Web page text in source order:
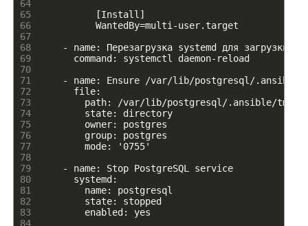
64
65
66
67
68
69
70
71
72
73
74
75
76
77
78
79
80
81
82
83
84
[Install]
WantedBy=multi-user.target
- name: Перезагрузка systemd для загрузки
command: systemctl daemon-reload
- name: Ensure /var/lib/postgresql/.ansible/
file:
path: /var/lib/postgresql/.ansible/tmp
state: directory
owner: postgres
group: postgres
mode: '0755'
- name: Stop PostgreSQL service
systemd:
name: postgresql
state: stopped
enabled: yes